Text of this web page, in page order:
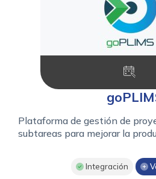
Plataforma de gestión de
subtareas para mejorar la
Integración